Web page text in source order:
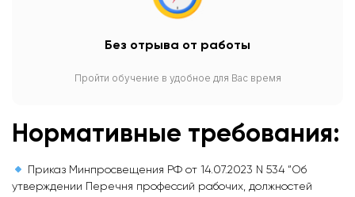
Без отрыва от работы
Пройти обучение в удобное для Вас время
Нормативные требования:
Приказ Минпросвещения РФ от 14.07.2023 N 534 “Об
утверждении Перечня профессий рабочих, должностей